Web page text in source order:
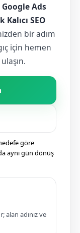
Google Ads
SEO
bir adım
için hemen
göre
aynı gün dönüş
alan adınız ve